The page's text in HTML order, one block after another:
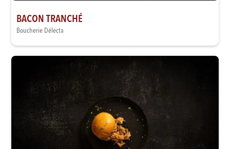
BACON TRANCHÉ
Boucherie Délecta